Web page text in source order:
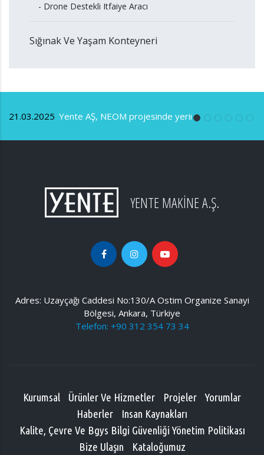
- Drone Destekli Itfaiye Aracı
Sığınak Ve Yaşam Konteyneri
21.03.2025 Yente AŞ, NEOM projesinde yerini aldı.
YENTE MAKİNE A.Ş.
Adres: Uzayçağı Caddesi No:130/A Ostim Organize Sanayi
Bölgesi, Ankara, Türkiye
Telefon: +90 312 354 73 34
Kurumsal Ürünler Ve Hizmetler Projeler
Yorumlar
Haberler
Insan Kaynakları
Kalite, Çevre Ve Bgys Bilgi Güvenliği Yönetim Politikası
Bize Ulaşın
Kataloğumuz